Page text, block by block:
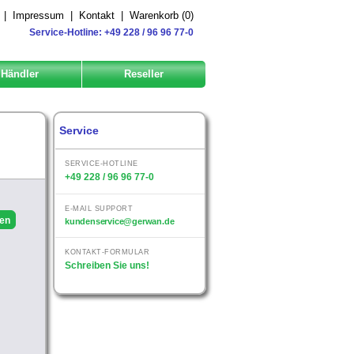
Impressum Kontakt Warenkorb (0)
Service-Hotline: +49 228 / 96 96 77-0
Händler Reseller
Service
SERVICE-HOTLINE
+49 228 / 96 96 77-0
E-MAIL SUPPORT
kundenservice@gerwan.de
KONTAKT-FORMULAR
Schreiben Sie uns!